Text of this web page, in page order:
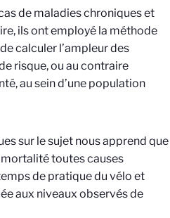
de maladies chroniques et
ils ont employé la méthode
calculer l’ampleur des
risque, ou au contraire
au sein d’une population
sur le sujet nous apprend que
toutes causes
de pratique du vélo et
aux niveaux observés de